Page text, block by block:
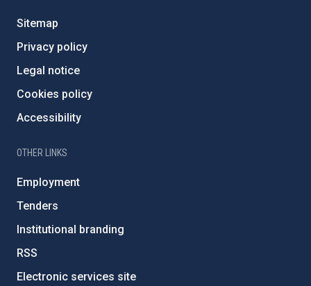
Sitemap
Privacy policy
Legal notice
Cookies policy
Accessibility
OTHER LINKS
Employment
Tenders
Institutional branding
RSS
Electronic services site